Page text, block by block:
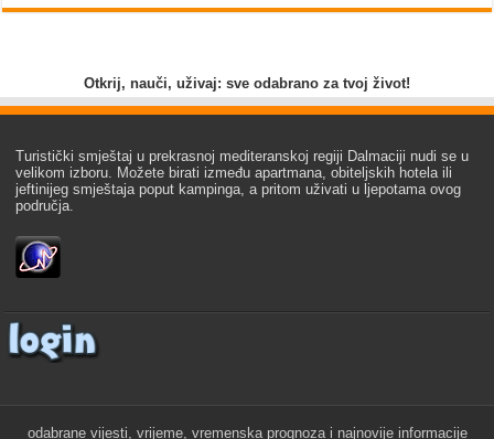
Otkrij, nauči, uživaj: sve odabrano za tvoj život!
Turistički smještaj u prekrasnoj mediteranskoj regiji Dalmaciji nudi se u
velikom izboru. Možete birati između apartmana, obiteljskih hotela ili
jeftinijeg smještaja poput kampinga, a pritom uživati u ljepotama ovog
područja.
odabrane vijesti, vrijeme, vremenska prognoza i najnovije informacije